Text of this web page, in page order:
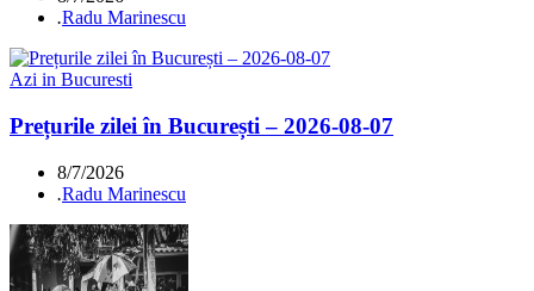
.Radu Marinescu
Azi in Bucuresti
Prețurile zilei în București – 2026-08-07
8/7/2026
.Radu Marinescu